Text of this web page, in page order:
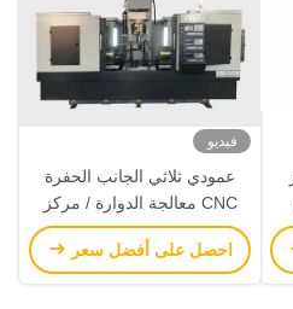
فيديو
عمودي ثلاثي الجانب الحفرة
CNC معالجة الدوارة / مركز
معالجة CNC للبيع
احصل على أفضل سعر